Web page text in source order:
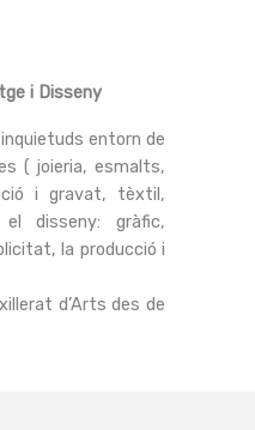
i Disseny
entorn de
( joieria, esmalts,
i gravat, tèxtil,
disseny: gràfic,
la producció i
d’Arts des de